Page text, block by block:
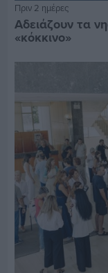
Πριν 2 ημέρες
Αδειάζουν τα
«κόκκινο»